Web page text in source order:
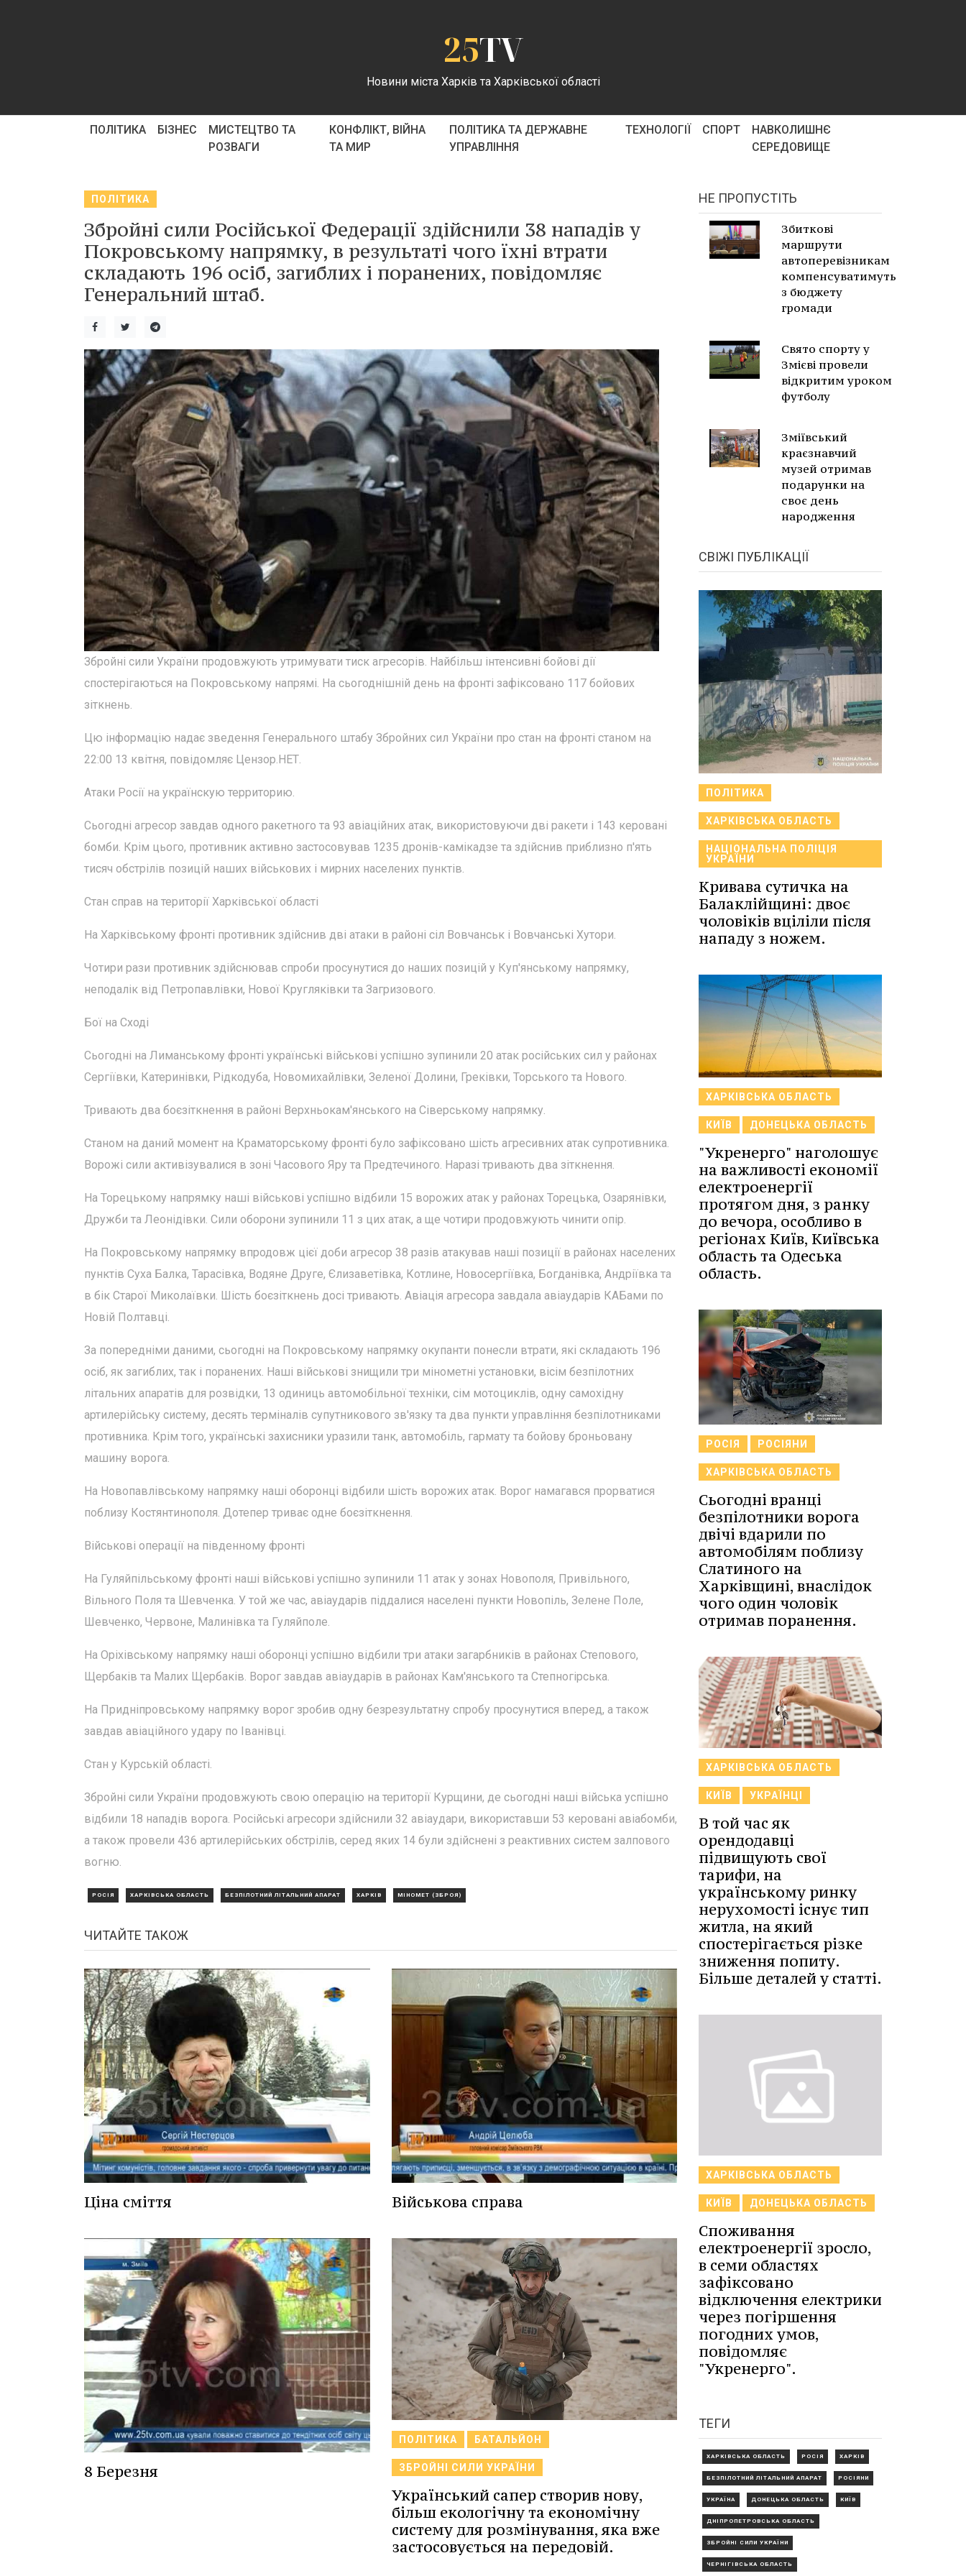
25TV
Новини міста Харків та Харківської області
ПОЛІТИКА БІЗНЕС
МИСТЕЦТВО ТА
РОЗВАГИ
КОНФЛІКТ, ВІЙНА
ТА МИР
ПОЛІТИКА ТА ДЕРЖАВНЕ
УПРАВЛІННЯ
ТЕХНОЛОГІЇ СПОРТ
НАВКОЛИШНЄ
СЕРЕДОВИЩЕ
ПОЛІТИКА
Збройні сили Російської Федерації здійснили 38 нападів у
Покровському напрямку, в результаті чого їхні втрати
складають 196 осіб, загиблих і поранених, повідомляє
Генеральний штаб.
Збройні сили України продовжують утримувати тиск агресорів. Найбільш інтенсивні бойові дії
спостерігаються на Покровському напрямі. На сьогоднішній день на фронті зафіксовано 117 бойових
зіткнень.
Цю інформацію надає зведення Генерального штабу Збройних сил України про стан на фронті станом на
22:00 13 квітня, повідомляє Цензор.НЕТ.
Атаки Росії на українскую территорию.
Сьогодні агресор завдав одного ракетного та 93 авіаційних атак, використовуючи дві ракети і 143 керовані
бомби. Крім цього, противник активно застосовував 1235 дронів-камікадзе та здійснив приблизно п'ять
тисяч обстрілів позицій наших військових і мирних населених пунктів.
Стан справ на території Харківської області
На Харківському фронті противник здійснив дві атаки в районі сіл Вовчанськ і Вовчанські Хутори.
Чотири рази противник здійснював спроби просунутися до наших позицій у Куп'янському напрямку,
неподалік від Петропавлівки, Нової Кругляківки та Загризового.
Бої на Сході
Сьогодні на Лиманському фронті українські військові успішно зупинили 20 атак російських сил у районах
Сергіївки, Катеринівки, Рідкодуба, Новомихайлівки, Зеленої Долини, Греківки, Торського та Нового.
Тривають два боєзіткнення в районі Верхньокам'янського на Сіверському напрямку.
Станом на даний момент на Краматорському фронті було зафіксовано шість агресивних атак супротивника.
Ворожі сили активізувалися в зоні Часового Яру та Предтечиного. Наразі тривають два зіткнення.
На Торецькому напрямку наші військові успішно відбили 15 ворожих атак у районах Торецька, Озарянівки,
Дружби та Леонідівки. Сили оборони зупинили 11 з цих атак, а ще чотири продовжують чинити опір.
На Покровському напрямку впродовж цієї доби агресор 38 разів атакував наші позиції в районах населених
пунктів Суха Балка, Тарасівка, Водяне Друге, Єлизаветівка, Котлине, Новосергіївка, Богданівка, Андріївка та
в бік Старої Миколаївки. Шість боєзіткнень досі тривають. Авіація агресора завдала авіаударів КАБами по
Новій Полтавці.
За попередніми даними, сьогодні на Покровському напрямку окупанти понесли втрати, які складають 196
осіб, як загиблих, так і поранених. Наші військові знищили три мінометні установки, вісім безпілотних
літальних апаратів для розвідки, 13 одиниць автомобільної техніки, сім мотоциклів, одну самохідну
артилерійську систему, десять терміналів супутникового зв'язку та два пункти управління безпілотниками
противника. Крім того, українські захисники уразили танк, автомобіль, гармату та бойову броньовану
машину ворога.
На Новопавлівському напрямку наші оборонці відбили шість ворожих атак. Ворог намагався прорватися
поблизу Костянтинополя. Дотепер триває одне боєзіткнення.
Військові операції на південному фронті
На Гуляйпільському фронті наші військові успішно зупинили 11 атак у зонах Новополя, Привільного,
Вільного Поля та Шевченка. У той же час, авіаударів піддалися населені пункти Новопіль, Зелене Поле,
Шевченко, Червоне, Малинівка та Гуляйполе.
На Оріхівському напрямку наші оборонці успішно відбили три атаки загарбників в районах Степового,
Щербаків та Малих Щербаків. Ворог завдав авіаударів в районах Кам'янського та Степногірська.
На Придніпровському напрямку ворог зробив одну безрезультатну спробу просунутися вперед, а також
завдав авіаційного удару по Іванівці.
Стан у Курській області.
Збройні сили України продовжують свою операцію на території Курщини, де сьогодні наші війська успішно
відбили 18 нападів ворога. Російські агресори здійснили 32 авіаудари, використавши 53 керовані авіабомби,
а також провели 436 артилерійських обстрілів, серед яких 14 були здійснені з реактивних систем залпового
вогню.
РОСІЯ ХАРКІВСЬКА ОБЛАСТЬ БЕЗПІЛОТНИЙ ЛІТАЛЬНИЙ АПАРАТ ХАРКІВ МІНОМЕТ (ЗБРОЯ)
ЧИТАЙТЕ ТАКОЖ
Ціна сміття Військова справа
8 Березня
ПОЛІТИКА БАТАЛЬЙОН
ЗБРОЙНІ СИЛИ УКРАЇНИ
Український сапер створив нову,
більш екологічну та економічну
систему для розмінування, яка вже
застосовується на передовій.
НЕ ПРОПУСТІТЬ
Збиткові
маршрути
автоперевізникам
компенсуватимуть
з бюджету
громади
Свято спорту у
Змієві провели
відкритим уроком
футболу
Зміївський
краєзнавчий
музей отримав
подарунки на
своє день
народження
СВІЖІ ПУБЛІКАЦІЇ
ПОЛІТИКА
ХАРКІВСЬКА ОБЛАСТЬ
НАЦІОНАЛЬНА ПОЛІЦІЯ
УКРАЇНИ
Кривава сутичка на
Балаклійщині: двоє
чоловіків вціліли після
нападу з ножем.
ХАРКІВСЬКА ОБЛАСТЬ
КИЇВ ДОНЕЦЬКА ОБЛАСТЬ
"Укренерго" наголошує
на важливості економії
електроенергії
протягом дня, з ранку
до вечора, особливо в
регіонах Київ, Київська
область та Одеська
область.
РОСІЯ РОСІЯНИ
ХАРКІВСЬКА ОБЛАСТЬ
Сьогодні вранці
безпілотники ворога
двічі вдарили по
автомобілям поблизу
Слатиного на
Харківщині, внаслідок
чого один чоловік
отримав поранення.
ХАРКІВСЬКА ОБЛАСТЬ
КИЇВ УКРАЇНЦІ
В той час як
орендодавці
підвищують свої
тарифи, на
українському ринку
нерухомості існує тип
житла, на який
спостерігається різке
зниження попиту.
Більше деталей у статті.
ХАРКІВСЬКА ОБЛАСТЬ
КИЇВ ДОНЕЦЬКА ОБЛАСТЬ
Споживання
електроенергії зросло,
в семи областях
зафіксовано
відключення електрики
через погіршення
погодних умов,
повідомляє
"Укренерго".
ТЕГИ
ХАРКІВСЬКА ОБЛАСТЬ РОСІЯ ХАРКІВ
БЕЗПІЛОТНИЙ ЛІТАЛЬНИЙ АПАРАТ РОСІЯНИ
УКРАЇНА ДОНЕЦЬКА ОБЛАСТЬ КИЇВ
ДНІПРОПЕТРОВСЬКА ОБЛАСТЬ
ЗБРОЙНІ СИЛИ УКРАЇНИ
ЧЕРНІГІВСЬКА ОБЛАСТЬ